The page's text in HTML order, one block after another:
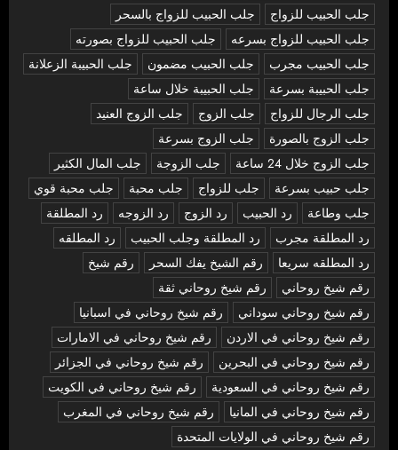
جلب الحبيب للزواج
جلب الحبيب للزواج بالسحر
جلب الحبيب للزواج بسرعه
جلب الحبيب للزواج بصورته
جلب الحبيب مجرب
جلب الحبيب مضمون
جلب الحبيبة الزعلانة
جلب الحبيبة بسرعة
جلب الحبيبة خلال ساعة
جلب الرجال للزواج
جلب الزوج
جلب الزوج العنيد
جلب الزوج بالصورة
جلب الزوج بسرعة
جلب الزوج خلال 24 ساعة
جلب الزوجة
جلب المال الكثير
جلب حبيب بسرعة
جلب للزواج جلب محبة
جلب محبة قوي
جلب وطاعة
رد الحبيب رد الزوج رد الزوجه
رد المطلقة
رد المطلقة مجرب
رد المطلقة وجلب الحبيب
رد المطلقه
رد المطلقه سريعا
رقم الشيخ يفك السحر
رقم شيخ
رقم شيخ روحاني
رقم شيخ روحاني ثقة
رقم شيخ روحاني سوداني
رقم شيخ روحاني في اسبانيا
رقم شيخ روحاني في الاردن
رقم شيخ روحاني في الامارات
رقم شيخ روحاني في البحرين
رقم شيخ روحاني في الجزائر
رقم شيخ روحاني في السعودية
رقم شيخ روحاني في الكويت
رقم شيخ روحاني في المانيا
رقم شيخ روحاني في المغرب
رقم شيخ روحاني في الولايات المتحدة